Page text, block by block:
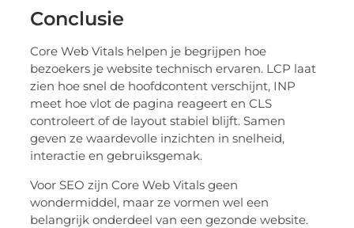
Conclusie
Core Web Vitals helpen je begrijpen hoe
bezoekers je website technisch ervaren. LCP laat
zien hoe snel de hoofdcontent verschijnt, INP
meet hoe vlot de pagina reageert en CLS
controleert of de layout stabiel blijft. Samen
geven ze waardevolle inzichten in snelheid,
interactie en gebruiksgemak.
Voor SEO zijn Core Web Vitals geen
wondermiddel, maar ze vormen wel een
belangrijk onderdeel van een gezonde website.